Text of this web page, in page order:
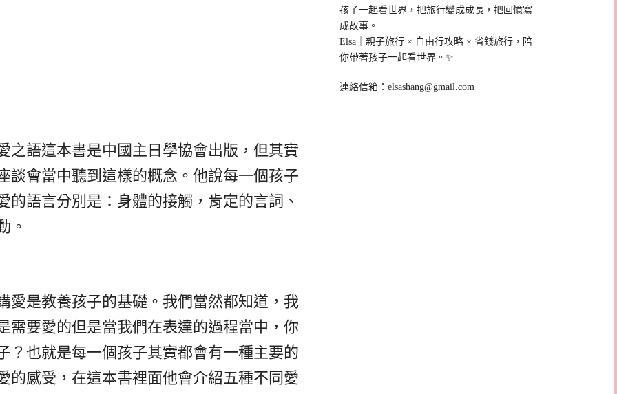
之語這本書是中國主日學協會出版，但其實
談會當中聽到這樣的概念。他說每一個孩子
語言分別是：身體的接觸，肯定的言詞、
。
愛是教養孩子的基礎。我們當然都知道，我
需要愛的但是當我們在表達的過程當中，你
？也就是每一個孩子其實都會有一種主要的
的感受，在這本書裡面他會介紹五種不同愛
孩子一起看世界，把旅行變成成長，把回憶寫
成故事。
Elsa｜親子旅行 × 自由行攻略 × 省錢旅行，陪
你帶著孩子一起看世界。✨
連絡信箱：elsashang@gmail.com